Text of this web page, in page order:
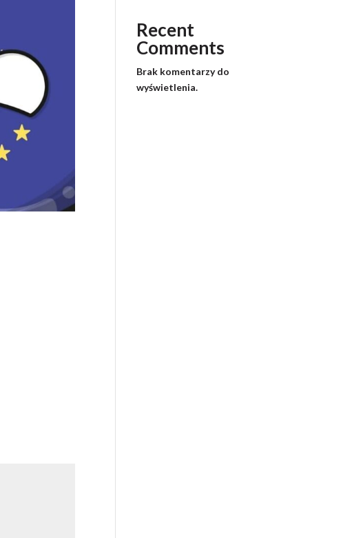
Recent
Comments
Brak komentarzy do
wyświetlenia.